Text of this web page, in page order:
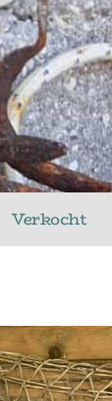
Verkocht